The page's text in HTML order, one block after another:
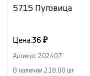
5715 Пуговица
Цена:36 ₽
Артикул: 202407
В наличии 218.00 шт